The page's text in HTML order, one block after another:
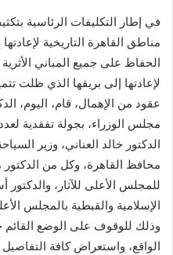
في إطار التكليفات الرئاسية
مناطق القاهرة التاريخية
الحفاظ على جميع المباني
لإعادتها إلى بريقها الذي ظلت
عقود من الإهمال، قام، اليوم،
مجلس الوزراء، بجولة تفقدية
الدكتور خالد العناني، وزير
محافظ القاهرة، وكل من
للمجلس الأعلى للآثار،
الإسلامية والقبطية بالمجلس
وذلك للوقوف على الوضع
الواقع، واستعراض كافة